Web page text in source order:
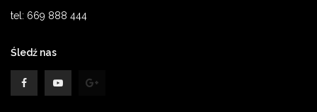
tel: 669 888 444
Śledź nas